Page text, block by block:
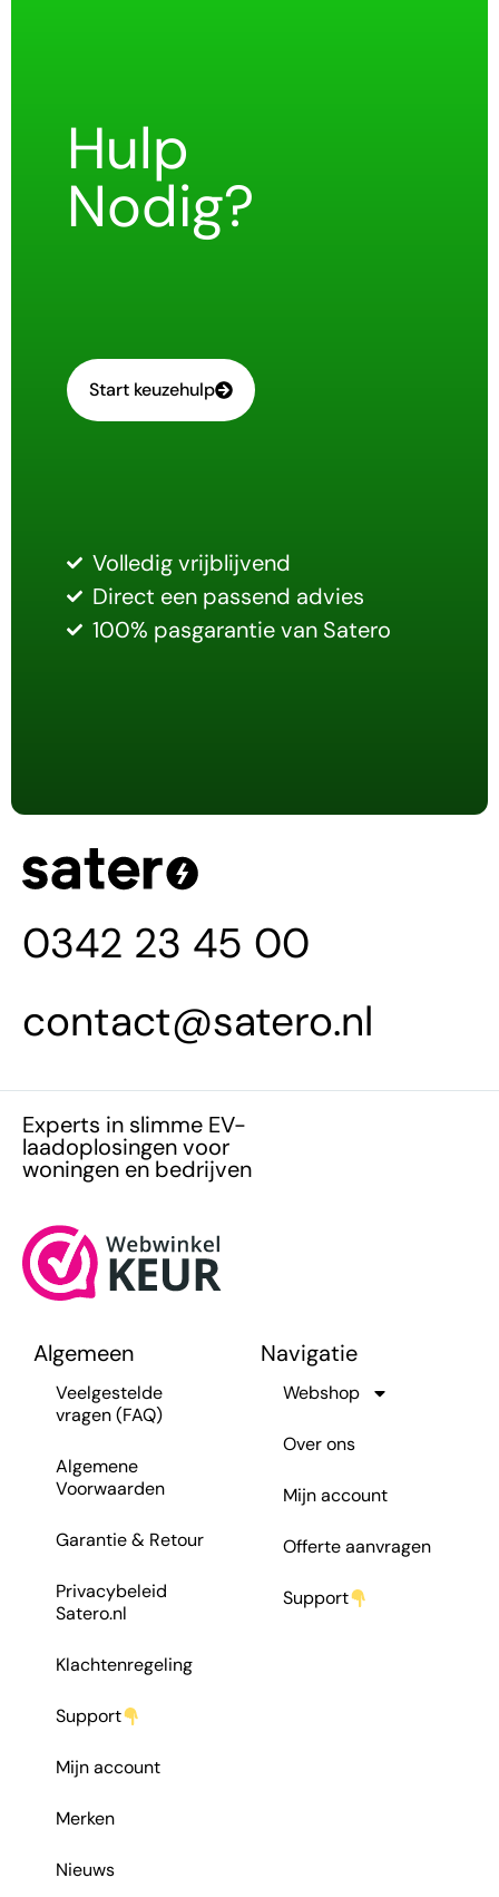
Hulp
Nodig?
Start keuzehulp
Volledig vrijblijvend
Direct een passend advies
100% pasgarantie van Satero
0342 23 45 00
contact@satero.nl
Experts in slimme EV-
laadoplosingen voor
woningen en bedrijven
Algemeen
Veelgestelde
vragen (FAQ)
Algemene
Voorwaarden
Garantie & Retour
Privacybeleid
Satero.nl
Klachtenregeling
Support
Mijn account
Merken
Nieuws
Navigatie
Webshop
Over ons
Mijn account
Offerte aanvragen
Support